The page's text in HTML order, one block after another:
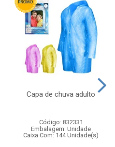
Capa de chuva adulto
Código: 832331
Embalagem: Unidade
Caixa Com: 144 Unidade(s)